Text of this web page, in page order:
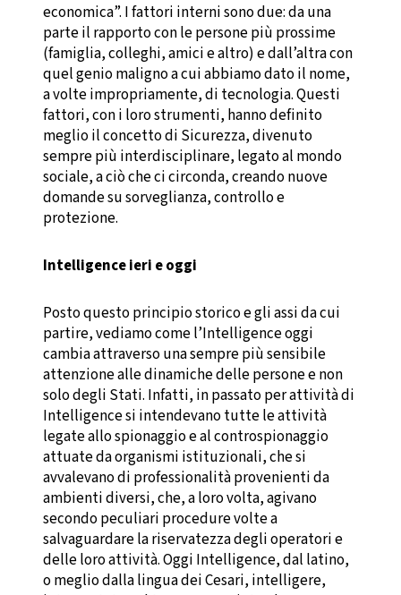
economica”. I fattori interni sono due: da una
parte il rapporto con le persone più prossime
(famiglia, colleghi, amici e altro) e dall’altra con
quel genio maligno a cui abbiamo dato il nome,
a volte impropriamente, di tecnologia. Questi
fattori, con i loro strumenti, hanno definito
meglio il concetto di Sicurezza, divenuto
sempre più interdisciplinare, legato al mondo
sociale, a ciò che ci circonda, creando nuove
domande su sorveglianza, controllo e
protezione.
Intelligence ieri e oggi
Posto questo principio storico e gli assi da cui
partire, vediamo come l’Intelligence oggi
cambia attraverso una sempre più sensibile
attenzione alle dinamiche delle persone e non
solo degli Stati. Infatti, in passato per attività di
Intelligence si intendevano tutte le attività
legate allo spionaggio e al controspionaggio
attuate da organismi istituzionali, che si
avvalevano di professionalità provenienti da
ambienti diversi, che, a loro volta, agivano
secondo peculiari procedure volte a
salvaguardare la riservatezza degli operatori e
delle loro attività. Oggi Intelligence, dal latino,
o meglio dalla lingua dei Cesari, intelligere,